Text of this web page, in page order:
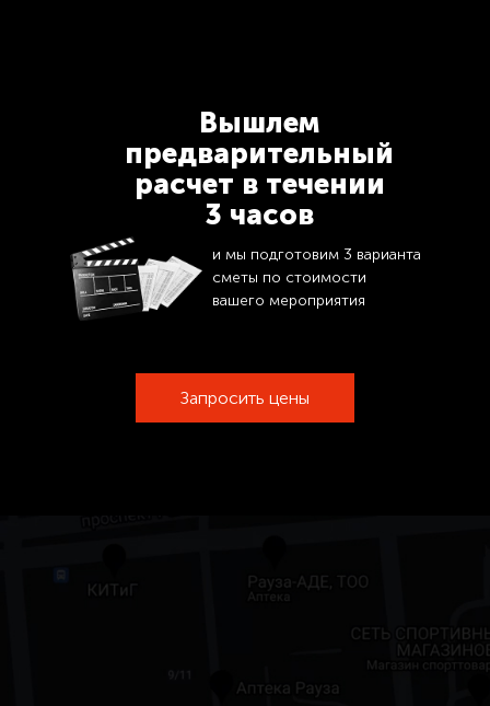
Вышлем
предварительный
расчет в течении
3 часов
и мы подготовим 3 варианта
сметы по стоимости
вашего мероприятия
Запросить цены